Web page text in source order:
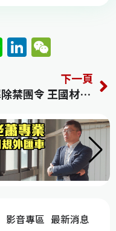
Li
n
e
Li
n
k
e
dI
n
C
h
at
下一頁
解除禁團令 王國材稱研擬時間點
影音專區 最新消息